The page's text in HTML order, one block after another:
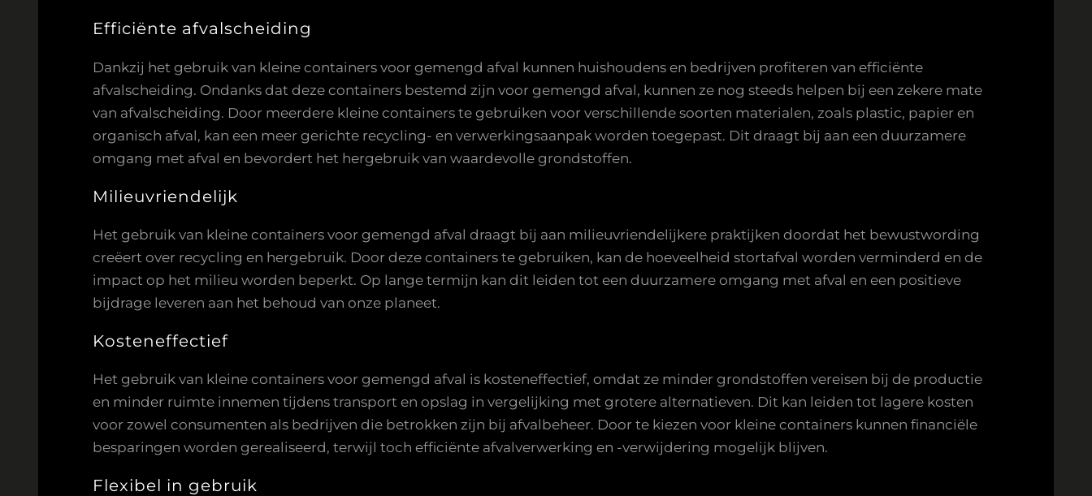
Efficiënte afvalscheiding
Dankzij het gebruik van kleine containers voor gemengd afval kunnen huishoudens en bedrijven profiteren van efficiënte
afvalscheiding. Ondanks dat deze containers bestemd zijn voor gemengd afval, kunnen ze nog steeds helpen bij een zekere mate
van afvalscheiding. Door meerdere kleine containers te gebruiken voor verschillende soorten materialen, zoals plastic, papier en
organisch afval, kan een meer gerichte recycling- en verwerkingsaanpak worden toegepast. Dit draagt bij aan een duurzamere
omgang met afval en bevordert het hergebruik van waardevolle grondstoffen.
Milieuvriendelijk
Het gebruik van kleine containers voor gemengd afval draagt bij aan milieuvriendelijkere praktijken doordat het bewustwording
creëert over recycling en hergebruik. Door deze containers te gebruiken, kan de hoeveelheid stortafval worden verminderd en de
impact op het milieu worden beperkt. Op lange termijn kan dit leiden tot een duurzamere omgang met afval en een positieve
bijdrage leveren aan het behoud van onze planeet.
Kosteneffectief
Het gebruik van kleine containers voor gemengd afval is kosteneffectief, omdat ze minder grondstoffen vereisen bij de productie
en minder ruimte innemen tijdens transport en opslag in vergelijking met grotere alternatieven. Dit kan leiden tot lagere kosten
voor zowel consumenten als bedrijven die betrokken zijn bij afvalbeheer. Door te kiezen voor kleine containers kunnen financiële
besparingen worden gerealiseerd, terwijl toch efficiënte afvalverwerking en -verwijdering mogelijk blijven.
Flexibel in gebruik